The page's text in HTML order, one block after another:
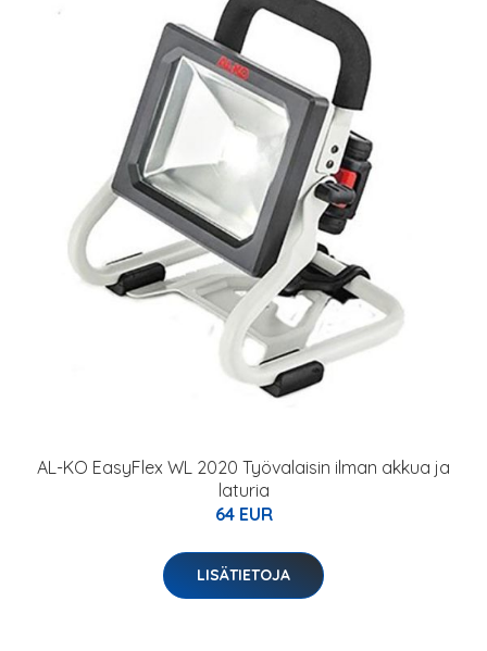
AL-KO EasyFlex WL 2020 Työvalaisin ilman akkua ja
laturia
64 EUR
LISÄTIETOJA